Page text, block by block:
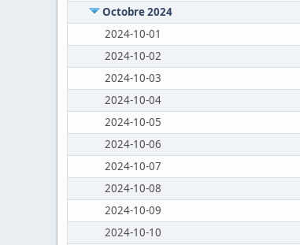
Octobre 2024
2024-10-01
2024-10-02
2024-10-03
2024-10-04
2024-10-05
2024-10-06
2024-10-07
2024-10-08
2024-10-09
2024-10-10